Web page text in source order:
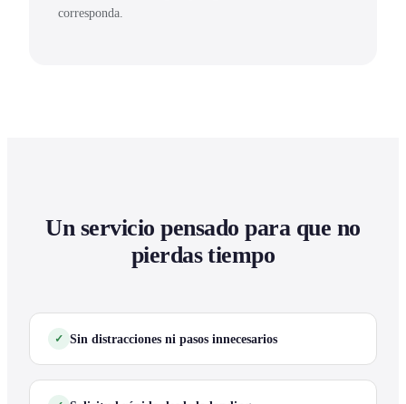
corresponda.
Un servicio pensado para que no
pierdas tiempo
Sin distracciones ni pasos innecesarios